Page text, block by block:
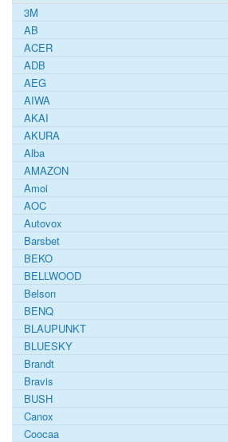
3M
AB
ACER
ADB
AEG
AIWA
AKAI
AKURA
Alba
AMAZON
Amoi
AOC
Autovox
Barsbet
BEKO
BELLWOOD
Belson
BENQ
BLAUPUNKT
BLUESKY
Brandt
Bravis
BUSH
Canox
Coocaa